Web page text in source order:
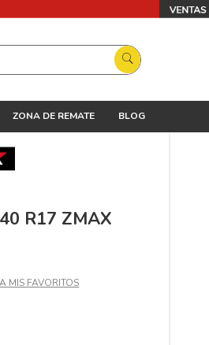
ZONA DE REMATE BLOG
R17 ZMAX